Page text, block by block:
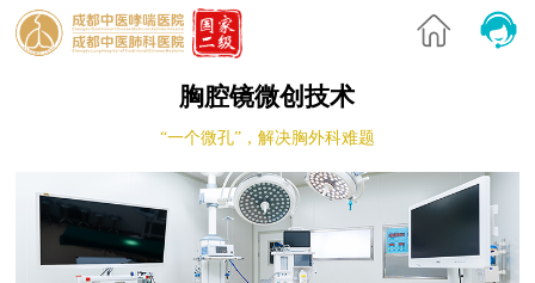
胸腔镜微创技术
“一个微孔”，解决胸外科难题